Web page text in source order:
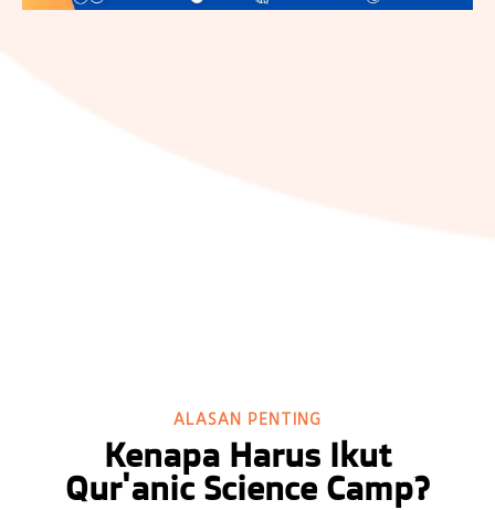
ALASAN PENTING
Kenapa Harus Ikut
Qur'anic Science Camp?